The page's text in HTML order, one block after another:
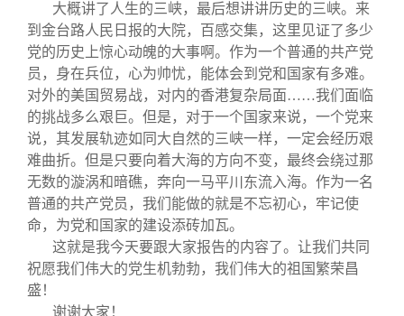
大概讲了人生的三峡，最后想讲讲历史的三峡。来
到金台路人民日报的大院，百感交集，这里见证了多少
党的历史上惊心动魄的大事啊。作为一个普通的共产党
员，身在兵位，心为帅忧，能体会到党和国家有多难。
对外的美国贸易战，对内的香港复杂局面……我们面临
的挑战多么艰巨。但是，对于一个国家来说，一个党来
说，其发展轨迹如同大自然的三峡一样，一定会经历艰
难曲折。但是只要向着大海的方向不变，最终会绕过那
无数的漩涡和暗礁，奔向一马平川东流入海。作为一名
普通的共产党员，我们能做的就是不忘初心，牢记使
命，为党和国家的建设添砖加瓦。
这就是我今天要跟大家报告的内容了。让我们共同
祝愿我们伟大的党生机勃勃，我们伟大的祖国繁荣昌
盛！
谢谢大家！